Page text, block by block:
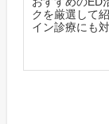
クを厳選して
イン診療にも対